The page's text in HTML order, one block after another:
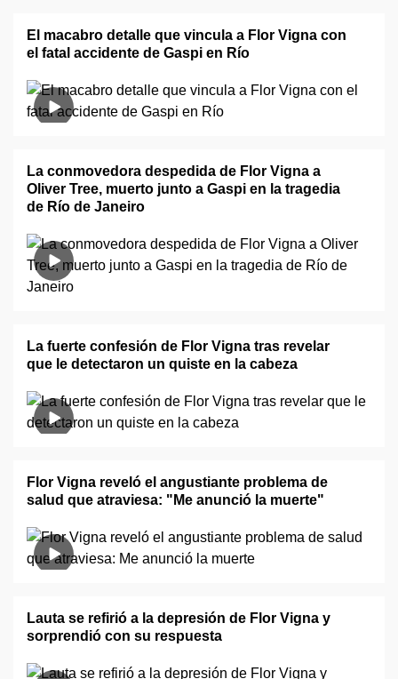
El macabro detalle que vincula a Flor Vigna con
el fatal accidente de Gaspi en Río
La conmovedora despedida de Flor Vigna a
Oliver Tree, muerto junto a Gaspi en la tragedia
de Río de Janeiro
La fuerte confesión de Flor Vigna tras revelar
que le detectaron un quiste en la cabeza
Flor Vigna reveló el angustiante problema de
salud que atraviesa: "Me anunció la muerte"
Lauta se refirió a la depresión de Flor Vigna y
sorprendió con su respuesta